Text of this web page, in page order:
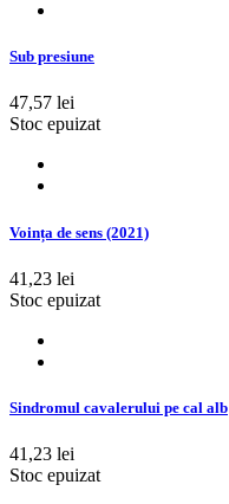
Sub presiune
47,57 lei
Stoc epuizat
Voința de sens (2021)
41,23 lei
Stoc epuizat
Sindromul cavalerului pe cal alb
41,23 lei
Stoc epuizat